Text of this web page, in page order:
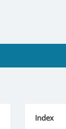
Index